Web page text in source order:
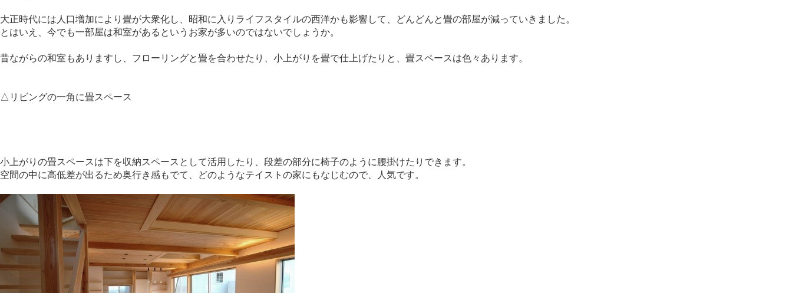
大正時代には人口増加により畳が大衆化し、昭和に入りライフスタイルの西洋かも影響して、どんどんと畳の部屋が減っていきました。
とはいえ、今でも一部屋は和室があるというお家が多いのではないでしょうか。
昔ながらの和室もありますし、フローリングと畳を合わせたり、小上がりを畳で仕上げたりと、畳スペースは色々あります。
△リビングの一角に畳スペース
小上がりの畳スペースは下を収納スペースとして活用したり、段差の部分に椅子のように腰掛けたりできます。
空間の中に高低差が出るため奥行き感もでて、どのようなテイストの家にもなじむので、人気です。